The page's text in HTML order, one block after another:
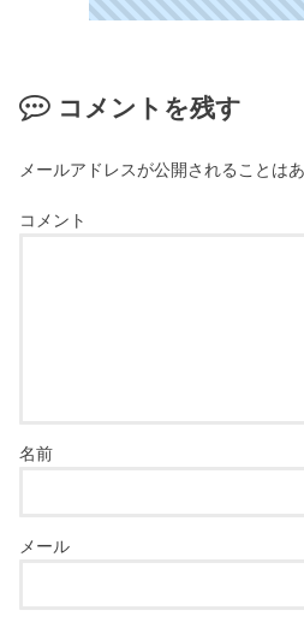
コメントを残す
メールアドレスが公開されることはあ
コメント
名前
メール